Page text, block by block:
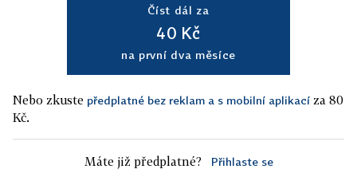
Číst dál za
40 Kč
na první dva měsíce
Nebo zkuste předplatné bez reklam a s mobilní aplikací za 80
Kč.
Máte již předplatné? Přihlaste se